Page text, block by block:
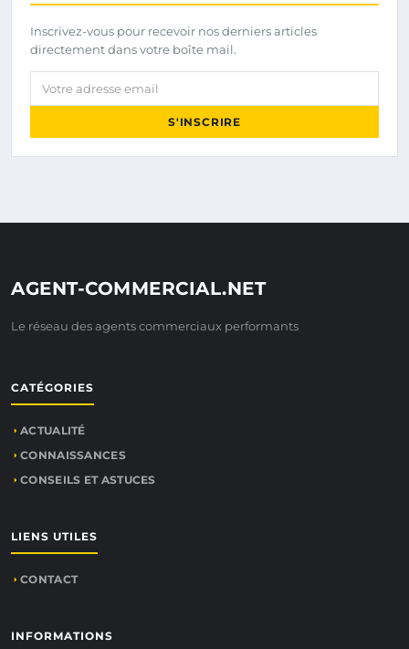
Inscrivez-vous pour recevoir nos derniers articles
directement dans votre boîte mail.
Votre adresse email
S'INSCRIRE
AGENT-COMMERCIAL.NET
Le réseau des agents commerciaux performants
CATÉGORIES
ACTUALITÉ
CONNAISSANCES
CONSEILS ET ASTUCES
LIENS UTILES
CONTACT
INFORMATIONS